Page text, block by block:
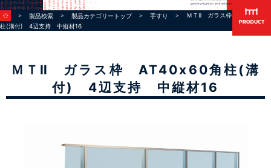
＞ 製品検索 ＞ 製品カテゴリートップ＞ 手すり
＞ ＭＴⅡ ガラス枠 AT40x60角
柱(溝付) 4辺支持 中縦材16
ＭＴⅡ ガラス枠 AT40x60角柱(溝
付) 4辺支持 中縦材16